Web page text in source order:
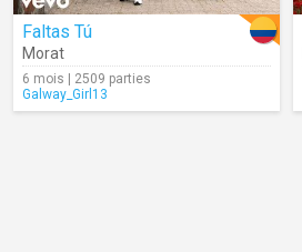
Faltas Tú
Morat
6 mois | 2509 parties
Galway_Girl13